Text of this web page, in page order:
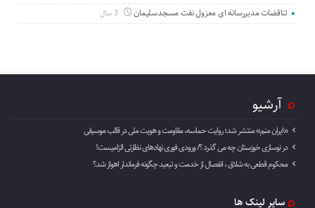
تناقضات مدیررسانه ای معزول نفت مسجدسلیمان 3 سال
آرشیو
«ایران منم» منتشر شد؛ روایت حماسه، مقاومت و هویت ملی در قالب موسیقی
در نوسازی خوزستان چه می گذرد ؟/ ورودی فوری نهادهای نظارتی الزامیست!
محکوم قطعی به شلاق ، انفصال از خدمت و تبعید چگونه فرماندار اهواز شد؟
سایر لینک ها